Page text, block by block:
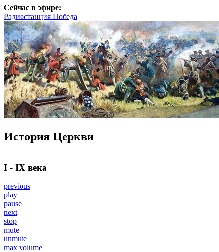
Сейчас в эфире:
Радиостанция Победа
История Церкви
I - IX века
previous
play
pause
next
stop
mute
unmute
max volume